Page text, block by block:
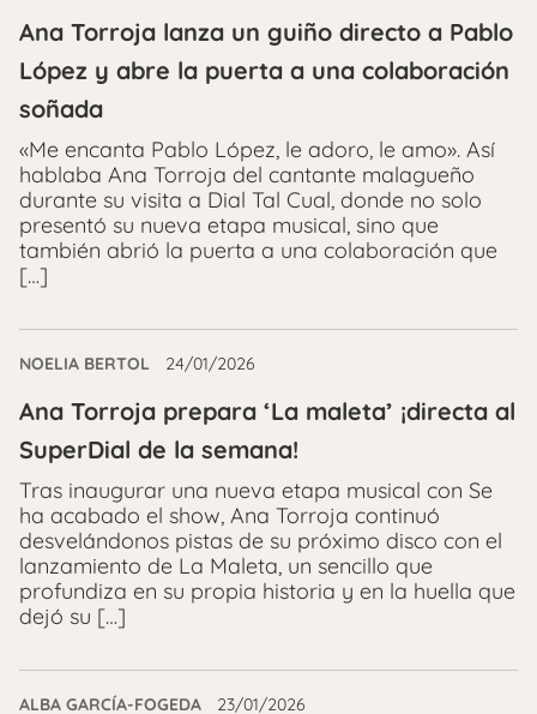
Ana Torroja lanza un guiño directo a Pablo
López y abre la puerta a una colaboración
soñada
«Me encanta Pablo López, le adoro, le amo». Así
hablaba Ana Torroja del cantante malagueño
durante su visita a Dial Tal Cual, donde no solo
presentó su nueva etapa musical, sino que
también abrió la puerta a una colaboración que
[…]
NOELIA BERTOL 24/01/2026
Ana Torroja prepara ‘La maleta’ ¡directa al
SuperDial de la semana!
Tras inaugurar una nueva etapa musical con Se
ha acabado el show, Ana Torroja continuó
desvelándonos pistas de su próximo disco con el
lanzamiento de La Maleta, un sencillo que
profundiza en su propia historia y en la huella que
dejó su […]
ALBA GARCÍA-FOGEDA 23/01/2026